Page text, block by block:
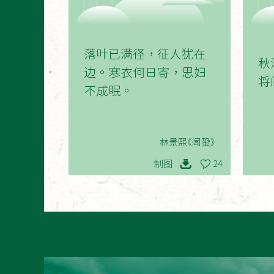
落叶已满径，征人犹在
边。寒衣何日寄，思妇
不成眠。
林景熙《闻蛩》
制图 24
秋
将